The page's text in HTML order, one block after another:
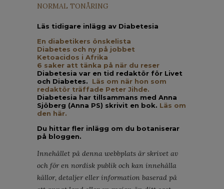
NORMAL TONÅRING
Läs tidigare inlägg av Diabetesia
En diabetikers önskelista
Diabetes och ny på jobbet
Ketoacidos i Afrika
6 saker att tänka på när du reser
Diabetesia var en tid redaktör för Livet
och Diabetes. Läs om när hon som
redaktör träffade Peter Jihde.
Diabetesia har tillsammans med Anna
Sjöberg (Anna PS) skrivit en bok. Läs om
den här.
Du hittar fler inlägg om du botaniserar
på bloggen.
Innehållet på denna webbplats är skrivet av
och för en nordisk publik och kan innehålla
källor, detaljer eller information baserad på